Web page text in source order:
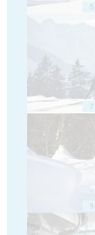
5
7
9